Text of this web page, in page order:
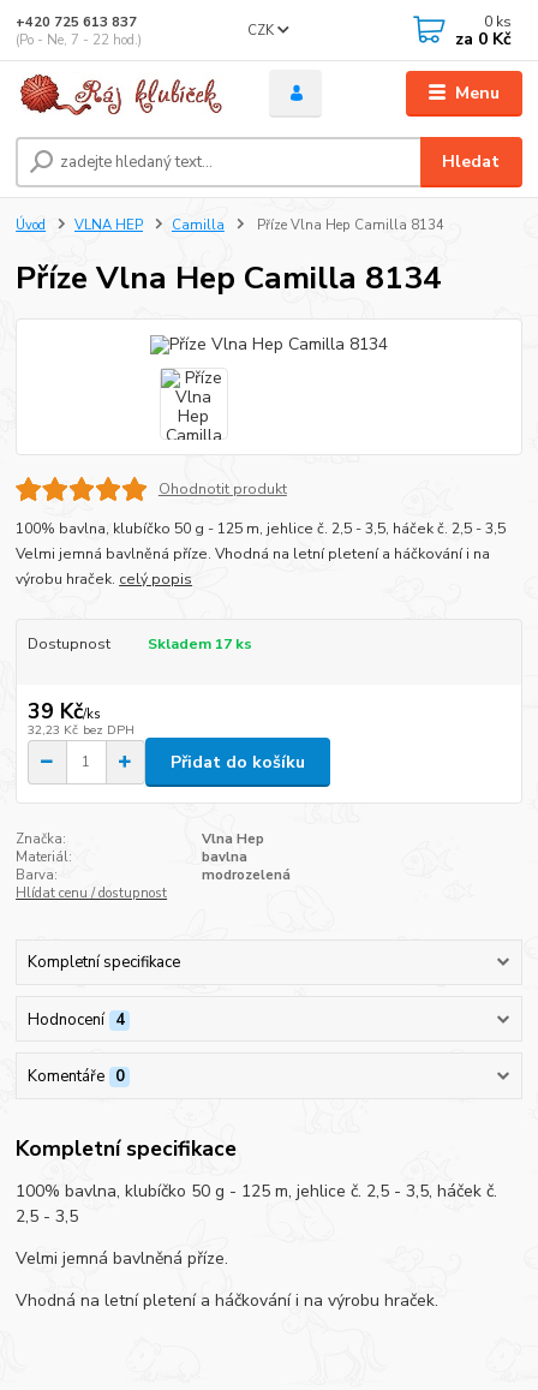
Menu
CZK
Hledat
+420 725 613 837
(Po - Ne, 7 - 22 hod.)
0 ks
za 0 Kč
Úvod VLNA HEP Camilla Příze Vlna Hep Camilla 8134
Příze Vlna Hep Camilla 8134
Ohodnotit produkt
100% bavlna, klubíčko 50 g - 125 m, jehlice č. 2,5 - 3,5, háček č. 2,5 - 3,5
Velmi jemná bavlněná příze. Vhodná na letní pletení a háčkování i na
výrobu hraček. celý popis
Dostupnost Skladem 17 ks
39 Kč/ks
32,23 Kč bez DPH
Přidat do košíku
Značka:
Vlna Hep
Materiál:
bavlna
Barva:
modrozelená
Hlídat cenu / dostupnost
Kompletní specifikace
Hodnocení 4
Komentáře 0
Kompletní specifikace
100% bavlna, klubíčko 50 g - 125 m, jehlice č. 2,5 - 3,5, háček č.
2,5 - 3,5
Velmi jemná bavlněná příze.
Vhodná na letní pletení a háčkování i na výrobu hraček.